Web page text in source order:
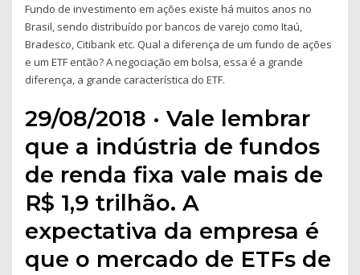
Fundo de investimento em ações existe há muitos anos no
Brasil, sendo distribuído por bancos de varejo como Itaú,
Bradesco, Citibank etc. Qual a diferença de um fundo de ações
e um ETF então? A negociação em bolsa, essa é a grande
diferença, a grande característica do ETF.
29/08/2018 · Vale lembrar
que a indústria de fundos
de renda fixa vale mais de
R$ 1,9 trilhão. A
expectativa da empresa é
que o mercado de ETFs de